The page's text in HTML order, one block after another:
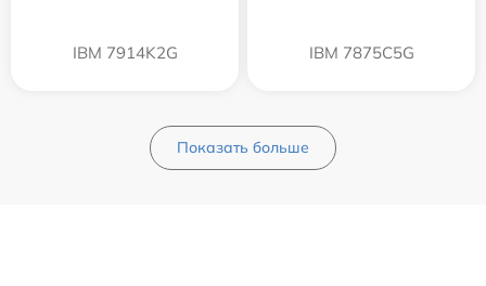
IBM 7914K2G IBM 7875C5G
Показать больше